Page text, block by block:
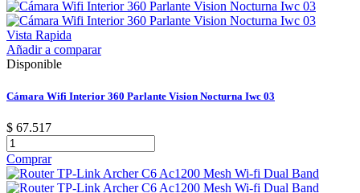
Vista Rapida
Añadir a comparar
Disponible
Cámara Wifi Interior 360 Parlante Vision Nocturna Iwc 03
$ 67.517
Comprar